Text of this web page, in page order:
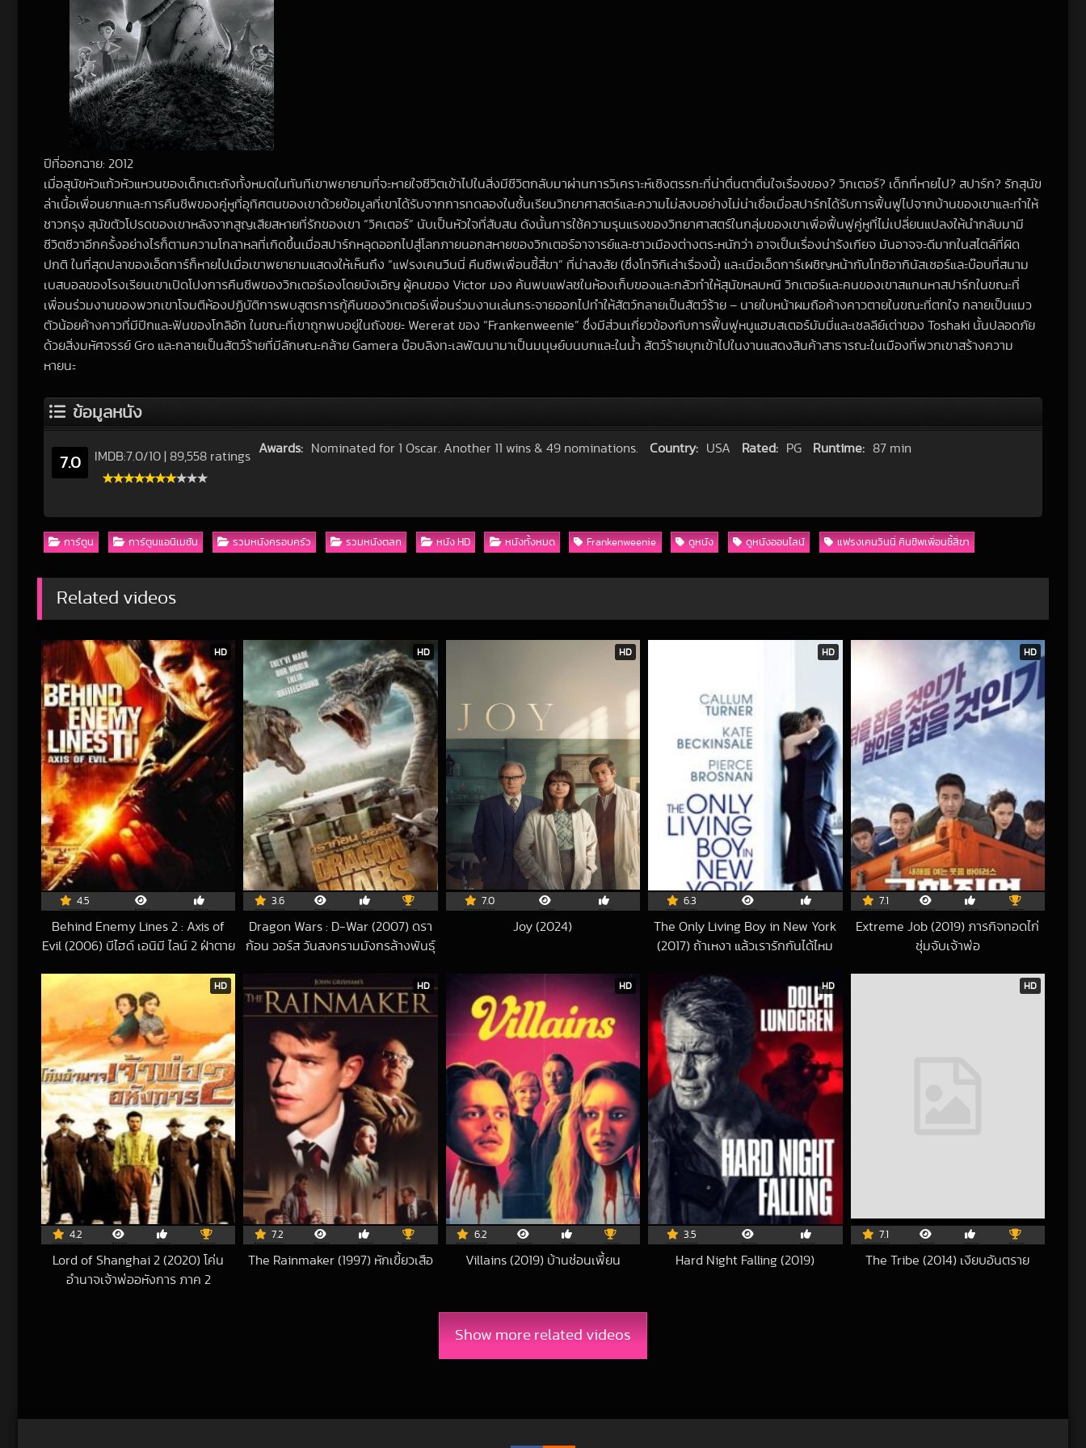
ปีที่ออกฉาย: 2012
เมื่อสุนัขหัวแก้วหัวแหวนของเด็กเตะถังทั้งหมดในทันทีเขาพยายามที่จะหายใจชีวิตเข้าไปในสิ่งมีชีวิตกลับมาผ่านการวิเคราะห์เชิงตรรกะที่น่าตื่นตาตื่นใจเรื่องของ? วิกเตอร์? เด็กที่หายไป? สปาร์ก? รักสุนัข
ล่าเนื้อเพื่อนยากและการคืนชีพของคู่หูที่อุทิศตนของเขาด้วยข้อมูลที่เขาได้รับจากการทดลองในชั้นเรียนวิทยาศาสตร์และความไม่สงบอย่างไม่น่าเชื่อเมื่อสปาร์กได้รับการฟื้นฟูไปจากบ้านของเขาและทำให้
ชาวกรุง สุนัขตัวโปรดของเขาหลังจากสูญเสียสหายที่รักของเขา “วิคเตอร์” นับเป็นหัวใจที่สับสน ดังนั้นการใช้ความรุนแรงของวิทยาศาสตร์ในกลุ่มของเขาเพื่อฟื้นฟูคู่หูที่ไม่เปลี่ยนแปลงให้นำกลับมามี
ชีวิตชีวาอีกครั้งอย่างไรก็ตามความโกลาหลที่เกิดขึ้นเมื่อสปาร์กหลุดออกไปสู่โลกภายนอกสหายของวิกเตอร์อาจารย์และชาวเมืองต่างตระหนักว่า อาจเป็นเรื่องน่ารังเกียจ มันอาจจะดีมากในสไตล์ที่ผิด
ปกติ ในที่สุดปลาของเอ็ดการ์ก็หายไปเมื่อเขาพยายามแสดงให้เห็นถึง “แฟรงเคนวีนนี่ คืนชีพเพื่อนซี้สี่ขา” ที่น่าสงสัย (ซึ่งโทจิกิเล่าเรื่องนี้) และเมื่อเอ็ดการ์เผชิญหน้ากับโทชิอากินัสเซอร์และบ๊อบที่สนาม
เบสบอลของโรงเรียนเขาเปิดโปงการคืนชีพของวิกเตอร์เองโดยบังเอิญ ผู้คนของ Victor มอง ค้นพบแฟลชในห้องเก็บของและกลัวทำให้สุนัขหลบหนี วิกเตอร์และคนของเขาสแกนหาสปาร์กในขณะที่
เพื่อนร่วมงานของพวกเขาโจมตีห้องปฏิบัติการพบสูตรการกู้คืนของวิกเตอร์เพื่อนร่วมงานเล่นกระจายออกไปทำให้สัตว์กลายเป็นสัตว์ร้าย – นายใบหน้าผมถือค้างคาวตายในขณะที่ตกใจ กลายเป็นแมว
ตัวน้อยค้างคาวที่มีปีกและฟันของโกลิอัท ในขณะที่เขาถูกพบอยู่ในถังขยะ Wererat ของ “Frankenweenie” ซึ่งมีส่วนเกี่ยวข้องกับการฟื้นฟูหนูแฮมสเตอร์มัมมี่และเชลลีย์เต่าของ Toshaki นั้นปลอดภัย
ด้วยสิ่งมหัศจรรย์ Gro และกลายเป็นสัตว์ร้ายที่มีลักษณะคล้าย Gamera บ๊อบลิงทะเลพัฒนามาเป็นมนุษย์บนบกและในน้ำ สัตว์ร้ายบุกเข้าไปในงานแสดงสินค้าสาธารณะในเมืองที่พวกเขาสร้างความ
หายนะ
ข้อมูลหนัง
7.0 IMDB:7.0/10 89,558 ratings
Awards: Nominated for 1 Oscar. Another 11 wins & 49 nominations. Country: USA Rated: PG Runtime: 87 min
การ์ตูน การ์ตูนแอนิเมชัน รวมหนังครอบครัว รวมหนังตลก หนัง HD หนังทั้งหมด Frankenweenie ดูหนัง ดูหนังออนไลน์ แฟรงเคนวีนนี่ คืนชีพเพื่อนซี้สี่ขา
Related videos
HD
4.5
Behind Enemy Lines 2 : Axis of
Evil (2006) บีไฮด์ เอนิมี ไลน์ 2 ฝ่าตาย
2018-06-12 UTC
HD
3.6
Dragon Wars : D-War (2007) ดรา
ก้อน วอร์ส วันสงครามมังกรล้างพันธุ์
2018-10-18 UTC
HD
7.0
Joy (2024)
HD
6.3
The Only Living Boy in New York
(2017) ถ้าเหงา แล้วเรารักกันได้ไหม
HD
7.1
Extreme Job (2019) ภารกิจทอดไก่
ซุ่มจับเจ้าพ่อ
HD
4.2
Lord of Shanghai 2 (2020) โค่น
อำนาจเจ้าพ่ออหังการ ภาค 2
HD
7.2
The Rainmaker (1997) หักเขี้ยวเสือ
HD
6.2
Villains (2019) บ้านซ่อนเพี้ยน
HD
3.5
Hard Night Falling (2019)
HD
7.1
The Tribe (2014) เงียบอันตราย
Show more related videos